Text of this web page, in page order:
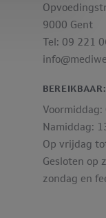
9000 Gent
Tel: 09 221
BEREIKBAAR:
Namiddag:
Op vrijdag
Gesloten op
zondag en